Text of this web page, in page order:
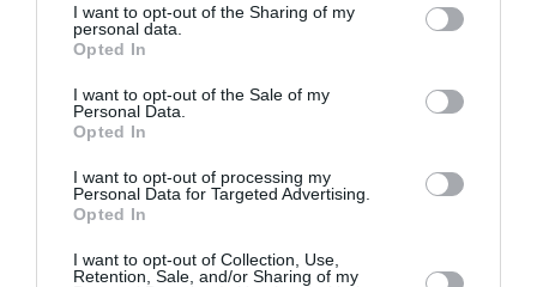
I want to opt-out of the Sharing of my
personal data.
Opted In
I want to opt-out of the Sale of my
Personal Data.
Opted In
I want to opt-out of processing my
Personal Data for Targeted Advertising.
Opted In
I want to opt-out of Collection, Use,
Retention, Sale, and/or Sharing of my
AȚI PUTEA DORI DE
ASEMENEA